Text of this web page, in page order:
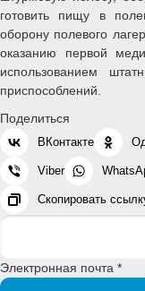
готовить пищу в
оборону полевого
оказанию первой
использованием
приспособлений.
Поделиться
ВКонтакте
Viber
Скопировать
Электронная почта *